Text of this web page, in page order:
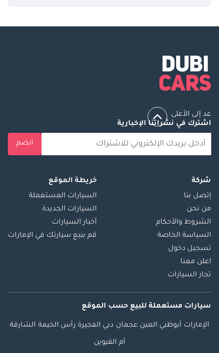
عد إلى الأعلى
اشترك في نشراتنا الإخبارية
انضم
شركة
إتصل بنا
من نحن
الشروط والأحكام
السياسة الخاصة
تسجيل دخول
اعلن معنا
تجار السيارات
خريطة الموقع
السيارات المستعملة
السيارات الجديدة
أخبار السيارات
قم ببيع سيارتك في الإمارات
سيارات مستعملة للبيع حسب الموقع
الإمارات أبوظبي العين عجمان دبي الفجيرة رأس الخيمة الشارقة
أم القيوين